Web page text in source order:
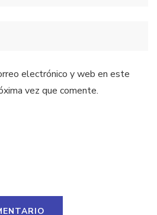
electrónico y web en este
vez que comente.